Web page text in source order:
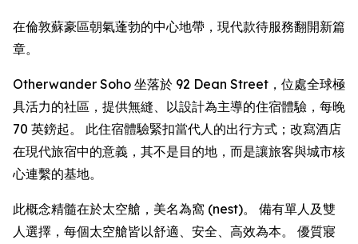
在倫敦蘇豪區朝氣蓬勃的中心地帶，現代款待服務翻開新篇
章。
Otherwander Soho 坐落於 92 Dean Street，位處全球極
具活力的社區，提供無縫、以設計為主導的住宿體驗，每晚
70 英鎊起。 此住宿體驗緊扣當代人的出行方式；改寫酒店
在現代旅宿中的意義，其不是目的地，而是讓旅客與城市核
心連繫的基地。
此概念精髓在於太空艙，美名為窩 (nest)。 備有單人及雙
人選擇，每個太空艙皆以舒適、安全、高效為本。 優質寢